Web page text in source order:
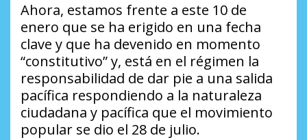
Ahora, estamos frente a este 10 de
enero que se ha erigido en una fecha
clave y que ha devenido en momento
“constitutivo” y, está en el régimen la
responsabilidad de dar pie a una salida
pacífica respondiendo a la naturaleza
ciudadana y pacífica que el movimiento
popular se dio el 28 de julio.